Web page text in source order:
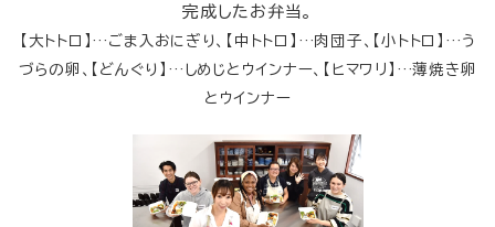
完成したお弁当。
【大トトロ】…ごま入おにぎり、【中トトロ】…肉団子、【小トトロ】…う
づらの卵、【どんぐり】…しめじとウインナー、【ヒマワリ】…薄焼き卵
とウインナー